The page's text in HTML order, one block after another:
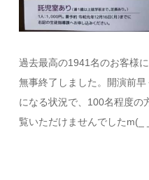
過去最高の1941名のお客様
無事終了しました。開演前
になる状況で、100名程度の
覧いただけませんでしたm(_